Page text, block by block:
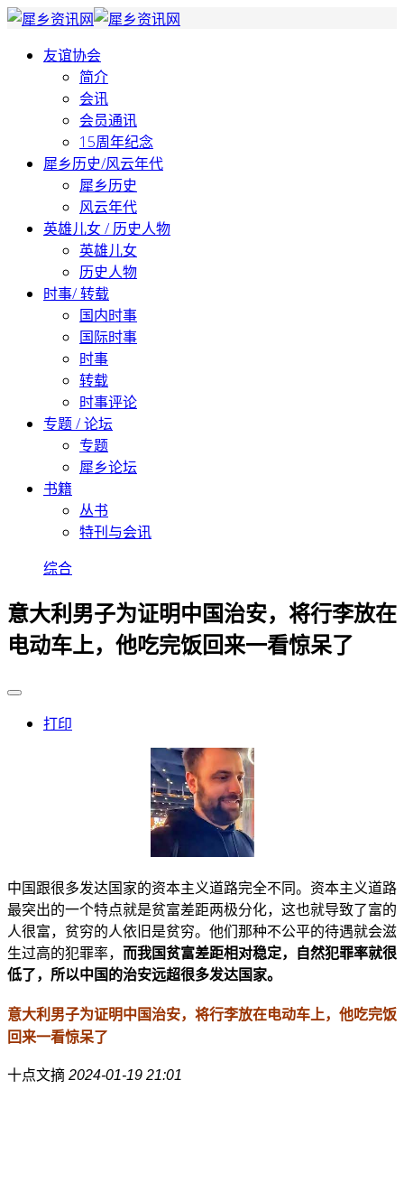
友谊协会
简介
会讯
会员通讯
15周年纪念
犀乡历史/风云年代
犀乡历史
风云年代
英雄儿女 / 历史人物
英雄儿女
历史人物
时事/ 转载
国内时事
国际时事
时事
转载
时事评论
专题 / 论坛
专题
犀乡论坛
书籍
丛书
特刊与会讯
综合
意大利男子为证明中国治安，将行李放在
电动车上，他吃完饭回来一看惊呆了
打印
中国跟很多发达国家的资本主义道路完全不同。资本主义道路
最突出的一个特点就是贫富差距两极分化，这也就导致了富的
人很富，贫穷的人依旧是贫穷。他们那种不公平的待遇就会滋
生过高的犯罪率， 而我国贫富差距相对稳定，自然犯罪率就很
低了，所以中国的治安远超很多发达国家。
意大利男子为证明中国治安，将行李放在电动车上，他吃完饭
回来一看惊呆了
十点文摘 2024-01-19 21:01